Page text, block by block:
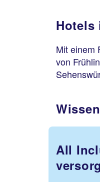
Hotels
Mit einem
von
All